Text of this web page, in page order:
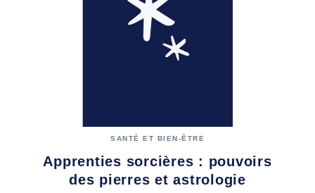
SANTÉ ET BIEN-ÊTRE
Apprenties sorcières : pouvoirs
des pierres et astrologie